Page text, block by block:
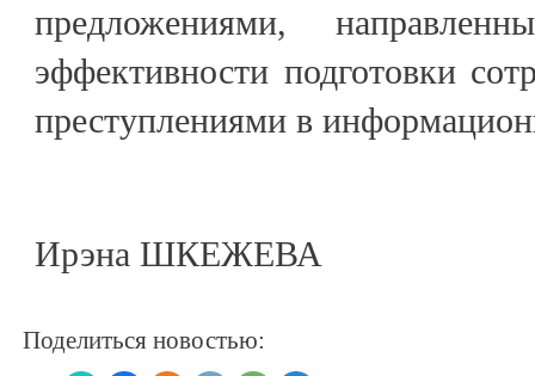
предложениями,
эффективности подготовки
преступлениями в
Ирэна ШКЕЖЕВА
Поделиться новостью: